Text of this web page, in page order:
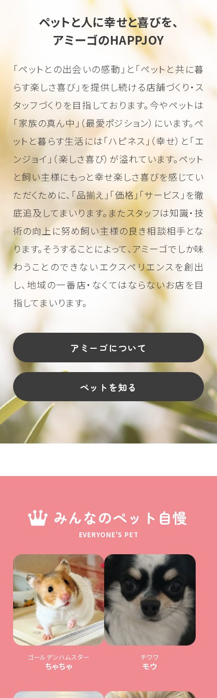
ペットと人に幸せと喜びを、
アミーゴのHAPPJOY
「ペットとの出会いの感動」と「ペットと共に暮
らす楽しさ喜び」を提供し続ける店舗づくり・ス
タッフづくりを目指しております。 今やペットは
「家族の真ん中」（最愛ポジション）にいます。ペ
ットと暮らす生活には「ハピネス」（幸せ）と「エ
ンジョイ」（楽しさ喜び）が溢れています。ペット
と飼い主様にもっと幸せ楽しさ喜びを感じてい
ただくために、 「品揃え」「価格」「サービス」を徹
底追及してまいります。またスタッフは知識・技
術の向上に努め飼い主様の良き相談相手とな
ります。そうすることによって、アミーゴでしか味
わうことのできないエクスペリエンスを創出
し、地域の一番店・なくてはならないお店を目
指してまいります。
アミーゴについて
ペットを知る
みんなのペット自慢
EVERYONE'S PET
ゴールデンハムスター
ちゃちゃ
チワワ
モウ